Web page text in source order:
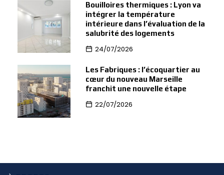
Bouilloires thermiques : Lyon va
intégrer la température
intérieure dans l’évaluation de la
salubrité des logements
24/07/2026
Les Fabriques : l’écoquartier au
cœur du nouveau Marseille
franchit une nouvelle étape
22/07/2026